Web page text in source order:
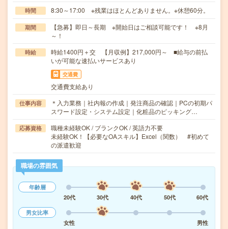
時間 8:30～17:00 ※残業はほとんどありません。※休憩60分。
期間
【急募】即日～長期 ※開始日はご相談可能です！ ※8月
～！
時給
時給1400円＋交 【月収例】217,000円～ ■給与の前払
いが可能な速払いサービスあり
交通費
交通費支給あり
仕事内容
＊入力業務｜社内報の作成｜発注商品の確認｜PCの初期パ
スワード設定・システム設定｜化粧品のピッキング…
応募資格
職種未経験OK / ブランクOK / 英語力不要
未経験OK！【必要なOAスキル】Excel（関数） #初めて
の派遣歓迎
職場の雰囲気
年齢層
20代
30代 40代 50代
60代
男女比率
女性
男性